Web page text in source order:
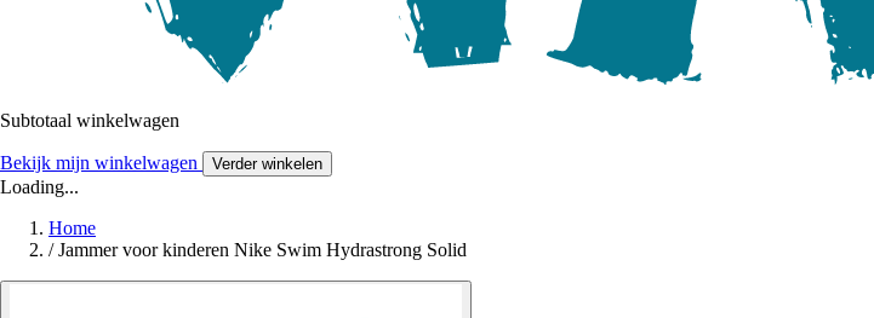
Subtotaal winkelwagen
Bekijk mijn winkelwagen Verder winkelen
Loading...
Home
/ Jammer voor kinderen Nike Swim Hydrastrong Solid